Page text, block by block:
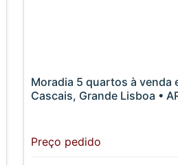
Moradia 5 quartos à venda
Cascais, Grande Lisboa •
Preço pedido